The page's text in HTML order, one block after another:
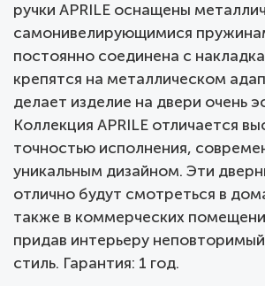
ручки APRILE оснащены
самонивелирующимися
постоянно соединена с
крепятся на металлическом
делает изделие на двери очень
Коллекция APRILE отличается
точностью исполнения,
уникальным дизайном. Эти
отлично будут смотреться в
также в коммерческих
придав интерьеру
стиль. Гарантия: 1 год.